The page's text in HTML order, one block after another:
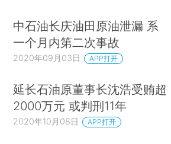
中石油长庆油田原油泄漏 系
一个月内第二次事故
2020年09月03日 APP打开
延长石油原董事长沈浩受贿超
2000万元 或判刑11年
2020年10月08日 APP打开